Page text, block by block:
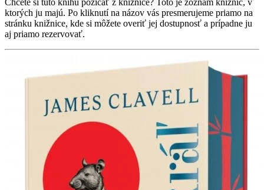
ktorých ju majú. Po kliknutí na názov vás presmerujeme priamo na
stránku knižnice, kde si môžete overiť jej dostupnosť a prípadne ju
aj priamo rezervovať.